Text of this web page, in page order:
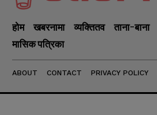
होम खबरनामा व्यक्तितव ताना-बाना
मासिक पत्रिका
ABOUT CONTACT PRIVACY POLICY